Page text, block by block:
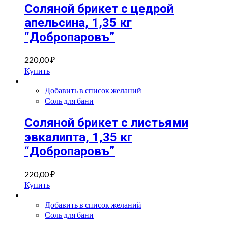
Соляной брикет с цедрой
апельсина, 1,35 кг
“Добропаровъ”
220,00₽
Купить
Добавить в список желаний
Соль для бани
Соляной брикет с листьями
эвкалипта, 1,35 кг
“Добропаровъ”
220,00₽
Купить
Добавить в список желаний
Соль для бани